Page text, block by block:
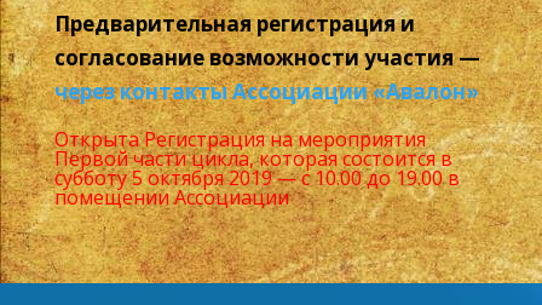
Предварительная регистрация и
согласование возможности участия —
через контакты Ассоциации «Авалон»
Открыта Регистрация на мероприятия
Первой части цикла, которая состоится в
субботу 5 октября 2019 — с 10.00 до 19.00 в
помещении Ассоциации